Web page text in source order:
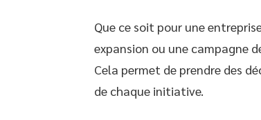
Que ce soit pour une
expansion ou une campagne
Cela permet de prendre des
de chaque initiative.